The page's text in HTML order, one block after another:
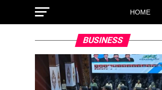
HOME
BUSINESS